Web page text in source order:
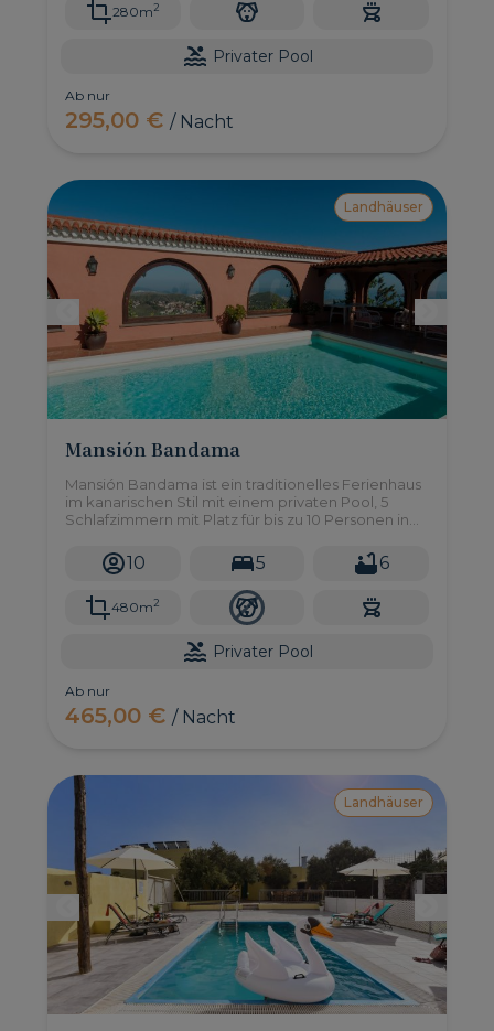
280m2
Privater Pool
Ab nur
295,00 €/ Nacht
Landhäuser
Mansión Bandama
Mansión Bandama ist ein traditionelles Ferienhaus
im kanarischen Stil mit einem privaten Pool, 5
Schlafzimmern mit Platz für bis zu 10 Personen in
beeindruckendem Blick auf den Ozean und den
Bandama-Krater
10 5 6
480m2
Privater Pool
Ab nur
465,00 €/ Nacht
Landhäuser